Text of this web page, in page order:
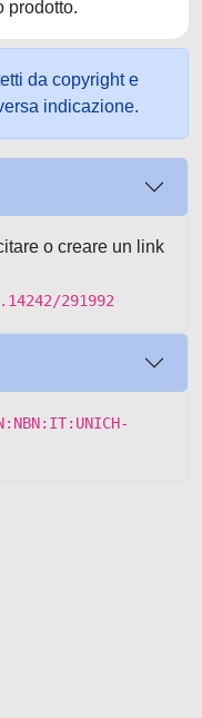
prodotto.
da copyright e
indicazione.
o creare un link
291992